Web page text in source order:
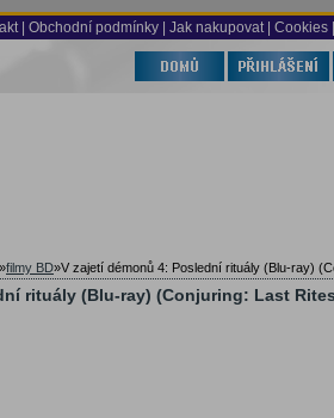
Obchodní podmínky Jak nakupovat | Cookies
»filmy BD»V zajetí démonů 4: Poslední rituály (Blu-ray)
rituály (Blu-ray) (Conjuring: Last